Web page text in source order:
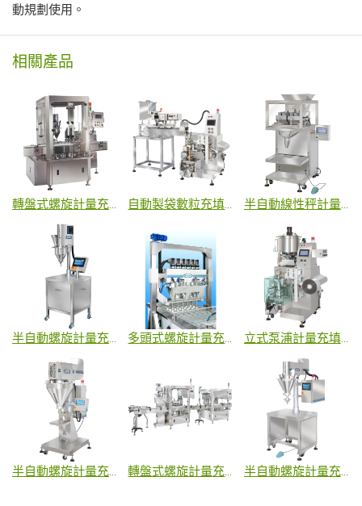
動規劃使用。
相關產品
轉盤式螺旋計量充填站-微量粉末 自動製袋數粒充填包裝機 半自動線性秤計量充填機
半自動螺旋計量充填機 - 微量粉末專用 多頭式螺旋計量充填站 立式泵浦計量充填包裝機-小包裝液體專用
半自動螺旋計量充填機 - 中量粉末專用 轉盤式螺旋計量充填站-小量粉末 半自動螺旋計量充填機 - 小量粉末專用